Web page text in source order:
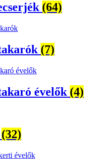
(64)
(7)
évelők (4)
(32)